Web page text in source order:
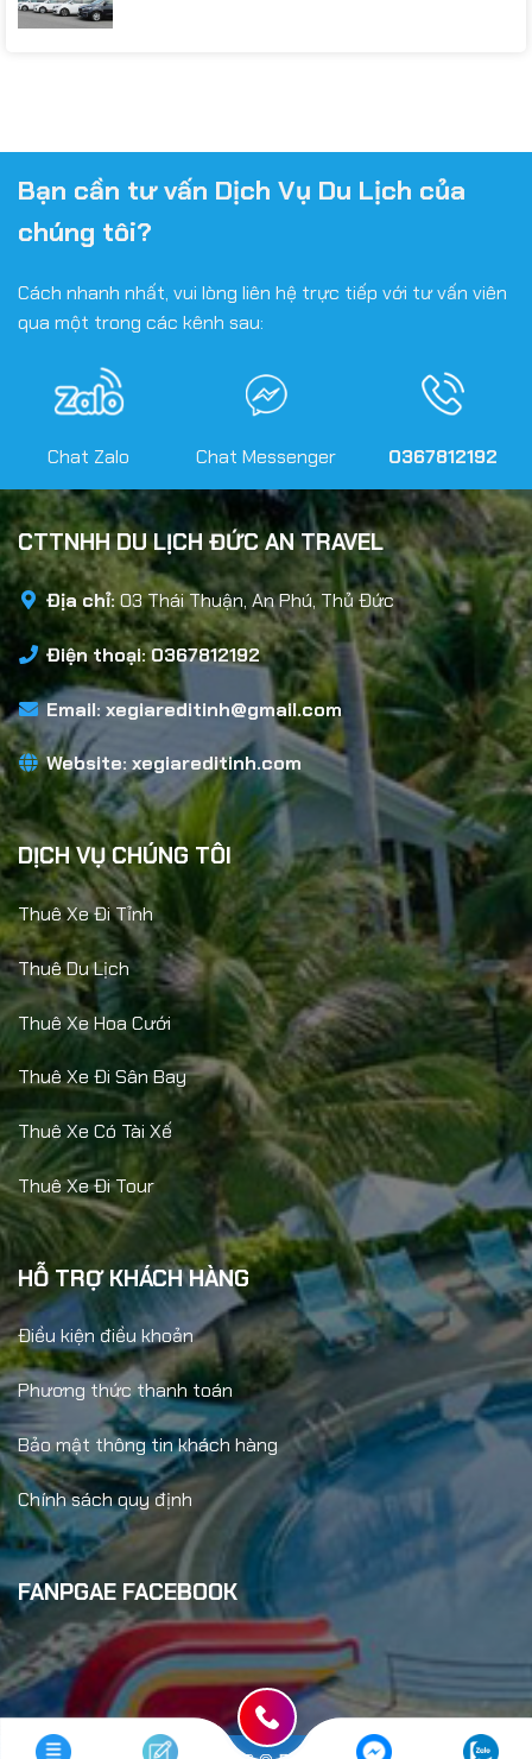
Bạn cần tư vấn Dịch Vụ Du Lịch của
chúng tôi?
Cách nhanh nhất, vui lòng liên hệ trực tiếp với tư vấn viên
qua một trong các kênh sau:
Chat Zalo Chat Messenger 0367812192
CTTNHH DU LỊCH ĐỨC AN TRAVEL
Địa chỉ:03 Thái Thuận, An Phú, Thủ Đức
Điện thoại: 0367812192
Email: xegiareditinh@gmail.com
Website: xegiareditinh.com
DỊCH VỤ CHÚNG TÔI
Thuê Xe Đi Tỉnh
Thuê Du Lịch
Thuê Xe Hoa Cưới
Thuê Xe Đi Sân Bay
Thuê Xe Có Tài Xế
Thuê Xe Đi Tour
HỖ TRỢ KHÁCH HÀNG
Điều kiện điều khoản
Phương thức thanh toán
Bảo mật thông tin khách hàng
Chính sách quy định
FANPGAE FACEBOOK